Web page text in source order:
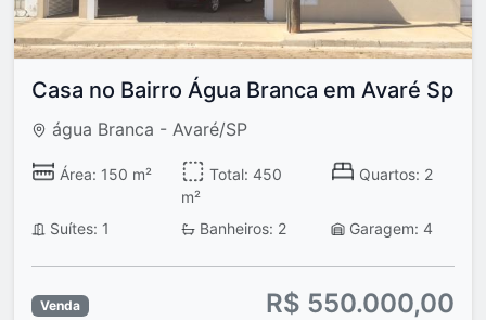
Casa no Bairro Água Branca em Avaré Sp
água Branca - Avaré/SP
Área: 150 m²
Total: 450
m²
Quartos: 2
Suítes: 1 Banheiros: 2 Garagem: 4
Venda R$ 550.000,00